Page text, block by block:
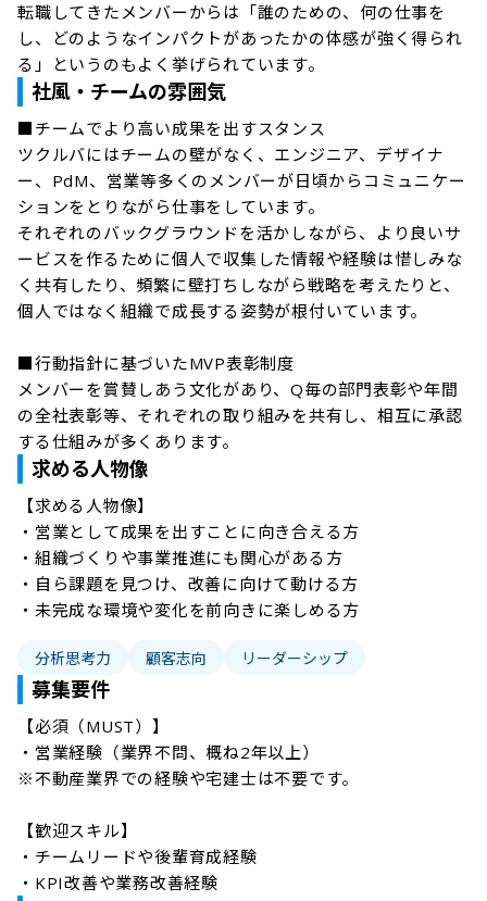
転職してきたメンバーからは「誰のための、何の仕事を
し、どのようなインパクトがあったかの体感が強く得られ
る」というのもよく挙げられています。
社風・チームの雰囲気
■チームでより高い成果を出すスタンス
ツクルバにはチームの壁がなく、エンジニア、デザイナ
ー、PdM、営業等多くのメンバーが日頃からコミュニケー
ションをとりながら仕事をしています。
それぞれのバックグラウンドを活かしながら、より良いサ
ービスを作るために個人で収集した情報や経験は惜しみな
く共有したり、頻繁に壁打ちしながら戦略を考えたりと、
個人ではなく組織で成長する姿勢が根付いています。
■行動指針に基づいたMVP表彰制度
メンバーを賞賛しあう文化があり、Q毎の部門表彰や年間
の全社表彰等、それぞれの取り組みを共有し、相互に承認
する仕組みが多くあります。
求める人物像
【求める人物像】
・営業として成果を出すことに向き合える方
・組織づくりや事業推進にも関心がある方
・自ら課題を見つけ、改善に向けて動ける方
・未完成な環境や変化を前向きに楽しめる方
分析思考力 顧客志向 リーダーシップ
募集要件
【必須（MUST）】
・営業経験（業界不問、概ね2年以上）
※不動産業界での経験や宅建士は不要です。
【歓迎スキル】
・チームリードや後輩育成経験
・KPI改善や業務改善経験